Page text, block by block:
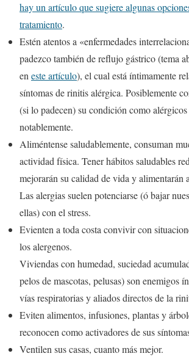
hay un artículo que sugiere algunas
tratamiento.
Estén atentos a «enfermedades
padezco también de reflujo gástrico (tema
eneste artículo), el cual está íntimamente
síntomas de rinitis alérgica. Posiblemente
(si lo padecen) su condición como
notablemente.
Aliméntense saludablemente, consuman
actividad física. Tener hábitos saludables
mejorarán su calidad de vida y alimentarán
Las alergias suelen potenciarse (ó bajar
ellas) con el stress.
Evienten a toda costa convivir con
los alergenos.
Viviendas con humedad, suciedad
pelos de mascotas, pelusas) son enemigos
vías respiratorias y aliados directos de la
Eviten alimentos, infusiones, plantas y
reconocen como activadores de sus
Ventilen sus casas, cuanto más mejor.